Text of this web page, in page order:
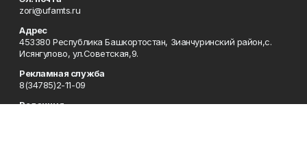
zori@ufamts.ru
Адрес
453380 Республика Башкортостан, Зианчуринский район,с.
Исянгулово, ул.Советская,9.
Рекламная служба
8(34785)2-11-09
Редакция